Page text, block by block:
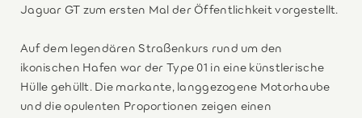
Jaguar GT zum ersten Mal der Öffentlichkeit vorgestellt.
Auf dem legendären Straßenkurs rund um den
ikonischen Hafen war der Type 01 in eine künstlerische
Hülle gehüllt. Die markante, langgezogene Motorhaube
und die opulenten Proportionen zeigen einen